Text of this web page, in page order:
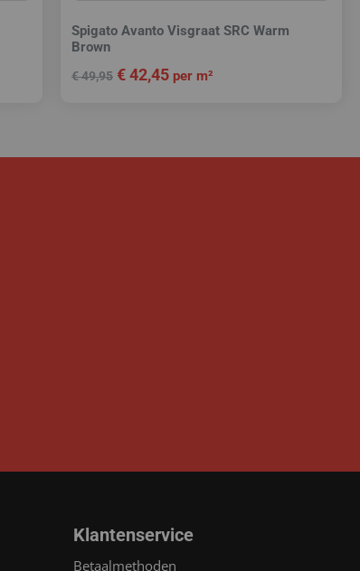
Spigato Avanto Visgraat SRC Warm
Brown
€49,95 €42,45 per m²
Klantenservice
Betaalmethoden